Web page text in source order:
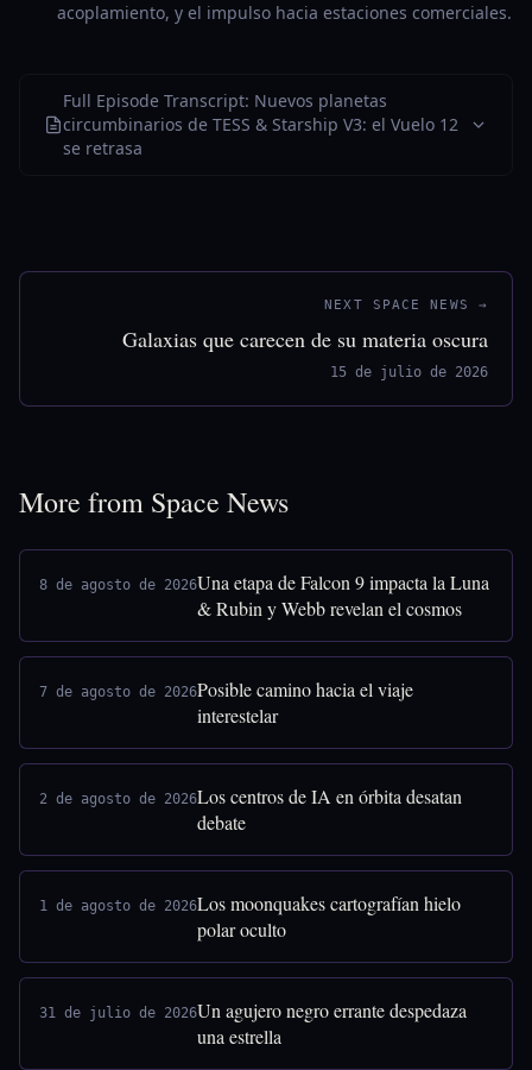
acoplamiento, y el impulso hacia estaciones comerciales.
Full Episode Transcript: Nuevos planetas
circumbinarios de TESS & Starship V3: el Vuelo 12
se retrasa
NEXT SPACE NEWS →
Galaxias que carecen de su materia oscura
15 de julio de 2026
More from Space News
8 de agosto de 2026Una etapa de Falcon 9 impacta la Luna
& Rubin y Webb revelan el cosmos
7 de agosto de 2026Posible camino hacia el viaje
interestelar
2 de agosto de 2026Los centros de IA en órbita desatan
debate
1 de agosto de 2026Los moonquakes cartografían hielo
polar oculto
31 de julio de 2026Un agujero negro errante despedaza
una estrella